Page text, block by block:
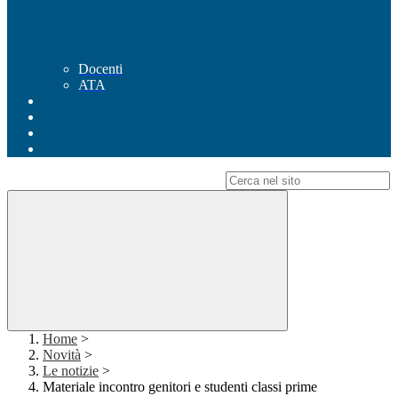
Docenti
ATA
Home >
Novità >
Le notizie >
Materiale incontro genitori e studenti classi prime